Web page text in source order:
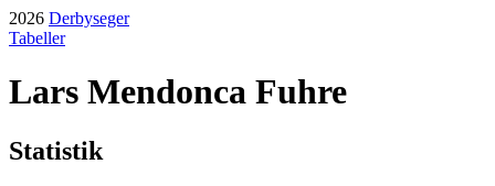
2026 Derbyseger
Tabeller
Lars Mendonca Fuhre
Statistik